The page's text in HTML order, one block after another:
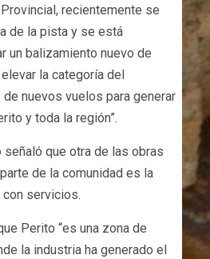
recientemente se
de la pista y se está
un balizamiento nuevo de
la categoría del
nuevos vuelos para generar
y toda la región”.
señaló que otra de las obras
de la comunidad es la
servicios.
Perito “es una zona de
la industria ha generado el